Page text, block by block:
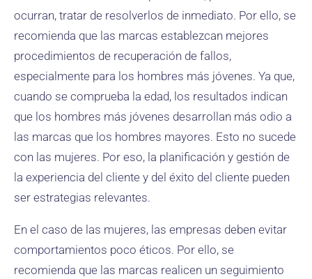
ocurran, tratar de resolverlos de inmediato. Por ello, se
recomienda que las marcas establezcan mejores
procedimientos de recuperación de fallos,
especialmente para los hombres más jóvenes. Ya que,
cuando se comprueba la edad, los resultados indican
que los hombres más jóvenes desarrollan más odio a
las marcas que los hombres mayores. Esto no sucede
con las mujeres. Por eso, la planificación y gestión de
la experiencia del cliente y del éxito del cliente pueden
ser estrategias relevantes.
En el caso de las mujeres, las empresas deben evitar
comportamientos poco éticos. Por ello, se
recomienda que las marcas realicen un seguimiento